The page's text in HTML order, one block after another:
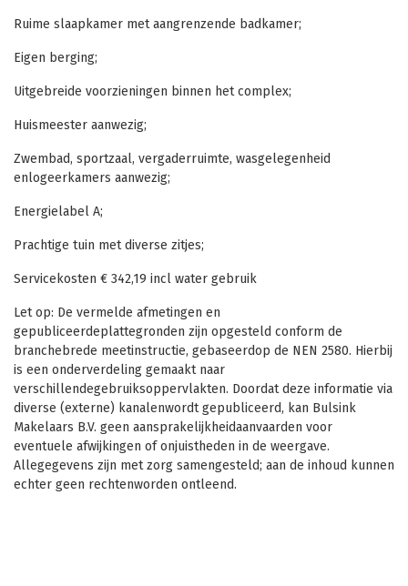
Ruime slaapkamer met aangrenzende badkamer;
Eigen berging;
Uitgebreide voorzieningen binnen het complex;
Huismeester aanwezig;
Zwembad, sportzaal, vergaderruimte, wasgelegenheid
enlogeerkamers aanwezig;
Energielabel A;
Prachtige tuin met diverse zitjes;
Servicekosten € 342,19 incl water gebruik
Let op: De vermelde afmetingen en
gepubliceerdeplattegronden zijn opgesteld conform de
branchebrede meetinstructie, gebaseerdop de NEN 2580. Hierbij
is een onderverdeling gemaakt naar
verschillendegebruiksoppervlakten. Doordat deze informatie via
diverse (externe) kanalenwordt gepubliceerd, kan Bulsink
Makelaars B.V. geen aansprakelijkheidaanvaarden voor
eventuele afwijkingen of onjuistheden in de weergave.
Allegegevens zijn met zorg samengesteld; aan de inhoud kunnen
echter geen rechtenworden ontleend.